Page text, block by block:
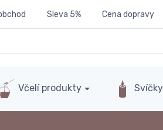
Sleva 5% Cena dopravy
Včelí produkty Svíčky